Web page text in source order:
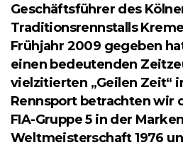
Geschäftsführer des
Traditionsrennstalls
Frühjahr 2009 gegeben
einen bedeutenden
vielzitierten „Geilen Zeit“
Rennsport betrachten wir
FIA-Gruppe 5 in der
Weltmeisterschaft 1976